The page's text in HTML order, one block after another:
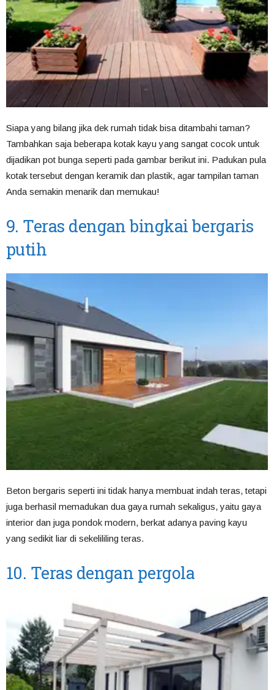
Siapa yang bilang jika dek rumah tidak bisa ditambahi taman?
Tambahkan saja beberapa kotak kayu yang sangat cocok untuk
dijadikan pot bunga seperti pada gambar berikut ini. Padukan pula
kotak tersebut dengan keramik dan plastik, agar tampilan taman
Anda semakin menarik dan memukau!
9. Teras dengan bingkai bergaris
putih
Beton bergaris seperti ini tidak hanya membuat indah teras, tetapi
juga berhasil memadukan dua gaya rumah sekaligus, yaitu gaya
interior dan juga pondok modern, berkat adanya paving kayu
yang sedikit liar di sekelililing teras.
10. Teras dengan pergola